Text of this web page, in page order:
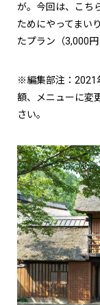
が。今回は、こち
ためにやってまい
たプラン（3,000
※編集部注：2021
額、メニューに変
さい。